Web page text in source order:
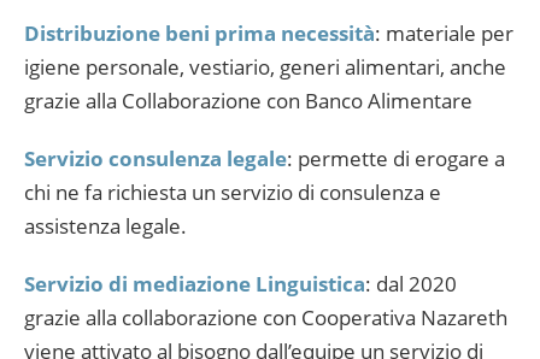
Distribuzione beni prima necessità: materiale per
igiene personale, vestiario, generi alimentari, anche
grazie alla Collaborazione con Banco Alimentare
Servizio consulenza legale: permette di erogare a
chi ne fa richiesta un servizio di consulenza e
assistenza legale.
Servizio di mediazione Linguistica: dal 2020
grazie alla collaborazione con Cooperativa Nazareth
viene attivato al bisogno dall’equipe un servizio di